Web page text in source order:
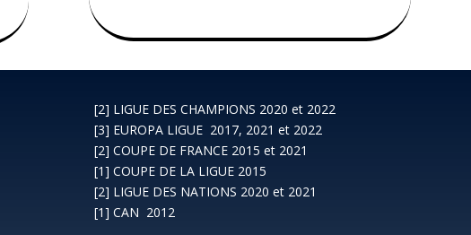
[2] LIGUE DES CHAMPIONS 2020 et 2022
[3] EUROPA LIGUE 2017, 2021 et 2022
[2] COUPE DE FRANCE 2015 et 2021
[1] COUPE DE LA LIGUE 2015
[2] LIGUE DES NATIONS 2020 et 2021
[1] CAN 2012